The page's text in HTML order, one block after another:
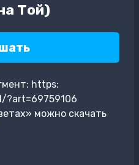
Той)
https:
можно скачать